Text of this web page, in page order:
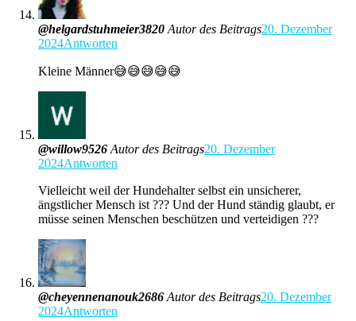
@helgardstuhmeier3820 Autor des Beitrags20. Dezember
2024Antworten
Kleine Männer😅😅😅😅😅
@willow9526 Autor des Beitrags20. Dezember
2024Antworten
Vielleicht weil der Hundehalter selbst ein unsicherer,
ängstlicher Mensch ist ??? Und der Hund ständig glaubt, er
müsse seinen Menschen beschützen und verteidigen ???
@cheyennenanouk2686 Autor des Beitrags20. Dezember
2024Antworten